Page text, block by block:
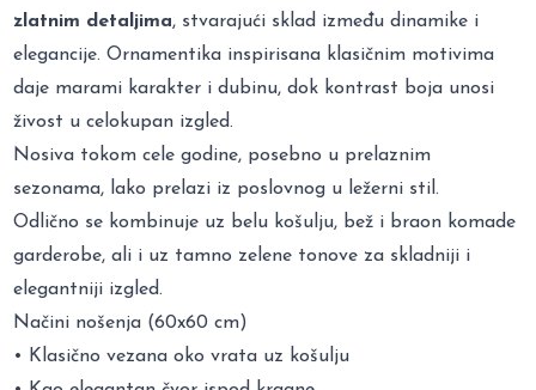
zlatnim detaljima, stvarajući sklad između dinamike i
elegancije. Ornamentika inspirisana klasičnim motivima
daje marami karakter i dubinu, dok kontrast boja unosi
živost u celokupan izgled.
Nosiva tokom cele godine, posebno u prelaznim
sezonama, lako prelazi iz poslovnog u ležerni stil.
Odlično se kombinuje uz belu košulju, bež i braon komade
garderobe, ali i uz tamno zelene tonove za skladniji i
elegantniji izgled.
Načini nošenja (60x60 cm)
• Klasično vezana oko vrata uz košulju